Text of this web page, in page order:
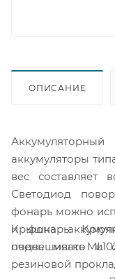
ОПИСАНИЕ
аккумуляторы
вес составляет
Светодиод
фонарь можно
и фонарь.
подвешивать
Крышка
очень мягко и
резиновой